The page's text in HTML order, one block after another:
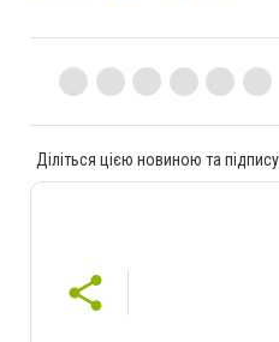
Діліться цією новиною та